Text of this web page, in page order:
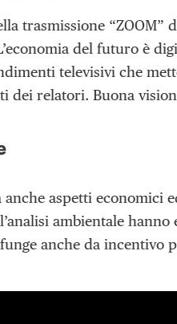
trasmissione “ZOOM”
del futuro è
televisivi che
dei relatori. Buona
aspetti economici
ambientale hanno
anche da incentivo